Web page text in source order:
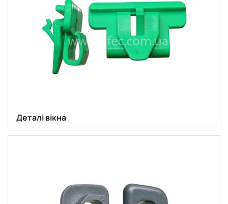
Деталі вікна